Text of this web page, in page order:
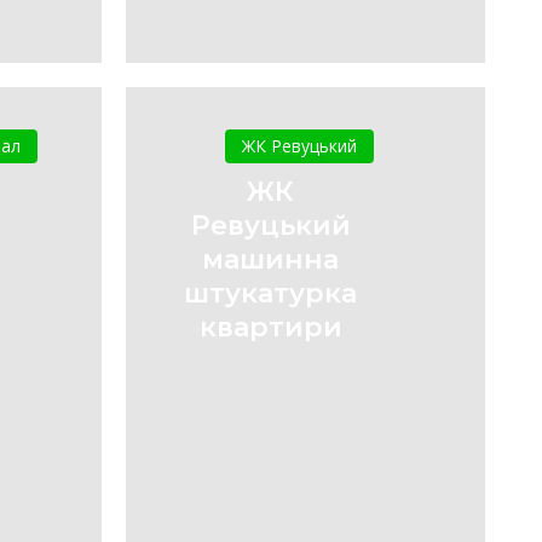
Ревуцький
машинна
квартири
ЖК Ревуцький
ЖК
Ревуцький
машинна
штукатурка
квартири